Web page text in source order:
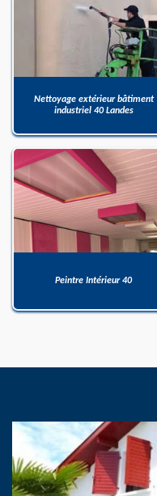
Nettoyage extérieur bâtiment
industriel 40 Landes
Peintre Intérieur 40